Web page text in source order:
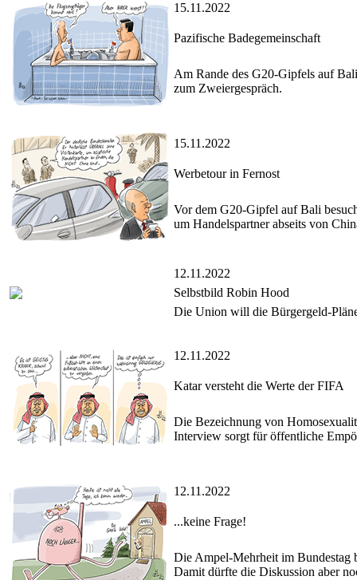
15.11.2022
Pazifische Badegemeinschaft
Am Rande des G20-Gipfels auf
zum Zweiergespräch.
15.11.2022
Werbetour in Fernost
Vor dem G20-Gipfel auf Bali
um Handelspartner abseits von
12.11.2022
Selbstbild Robin Hood
Die Union will die Bürgergeld-
12.11.2022
Katar versteht die Werte der FIFA
Die Bezeichnung von
Interview sorgt für öffentliche
12.11.2022
...keine Frage!
Die Ampel-Mehrheit im Bundestag
Damit dürfte die Diskussion aber